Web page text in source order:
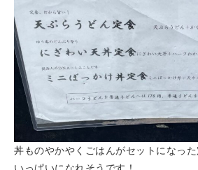
丼ものやかやくごはんがセットになっ